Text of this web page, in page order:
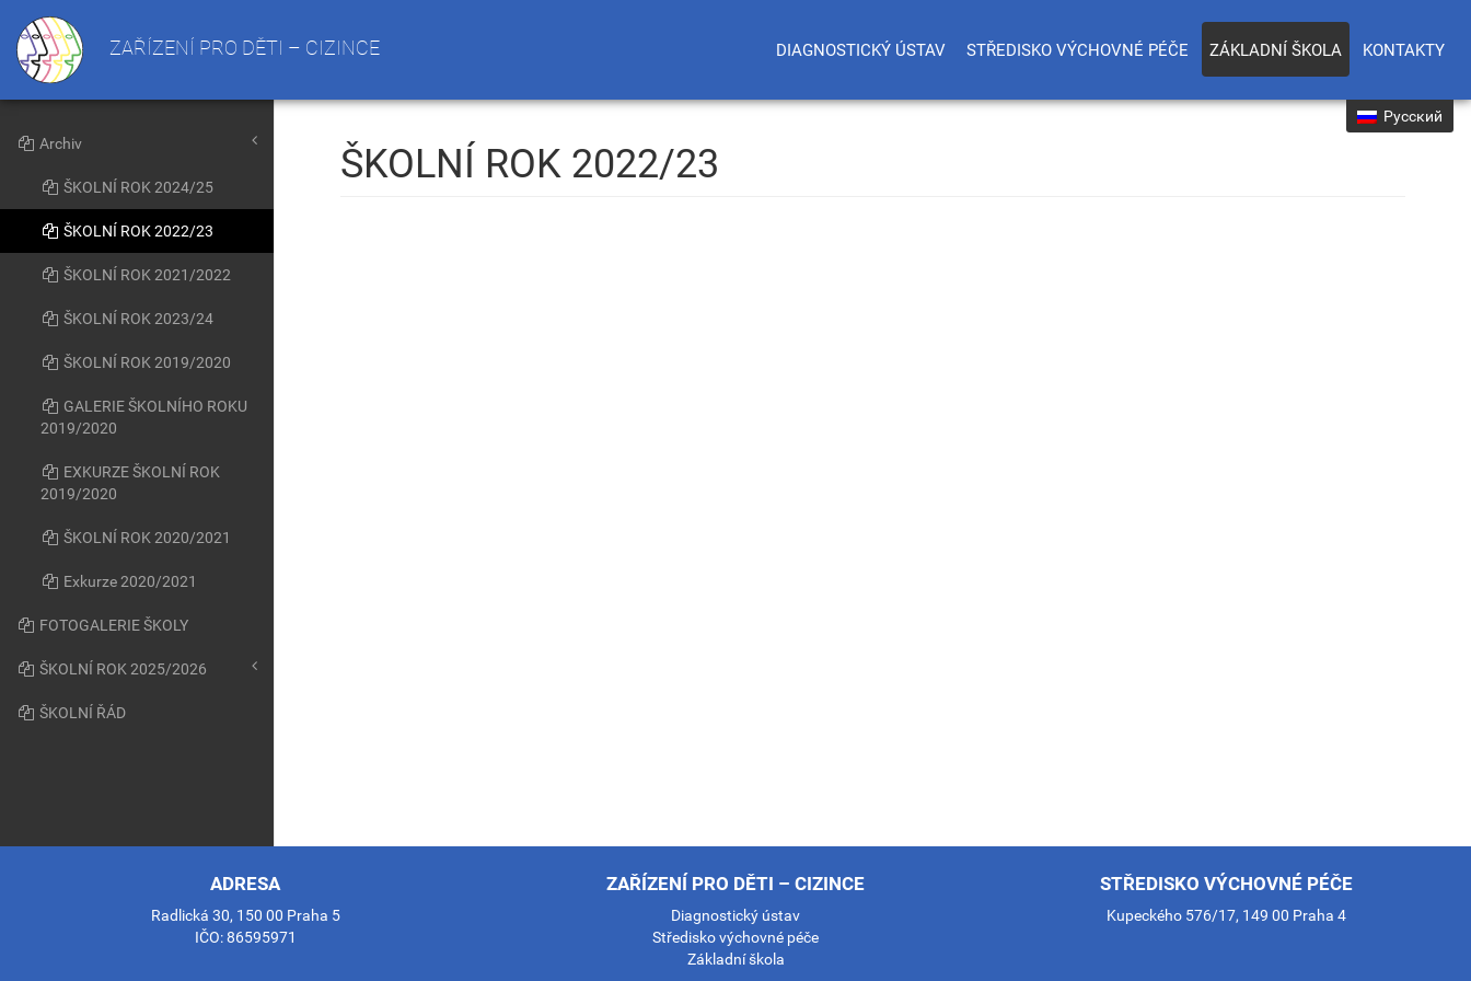
ZAŘÍZENÍ PRO DĚTI – CIZINCE DIAGNOSTICKÝ ÚSTAV STŘEDISKO VÝCHOVNÉ PÉČE ZÁKLADNÍ ŠKOLA KONTAKTY
Archiv
ŠKOLNÍ ROK 2024/25
ŠKOLNÍ ROK 2022/23
ŠKOLNÍ ROK 2021/2022
ŠKOLNÍ ROK 2023/24
ŠKOLNÍ ROK 2019/2020
GALERIE ŠKOLNÍHO ROKU
2019/2020
EXKURZE ŠKOLNÍ ROK
2019/2020
ŠKOLNÍ ROK 2020/2021
Exkurze 2020/2021
FOTOGALERIE ŠKOLY
ŠKOLNÍ ROK 2025/2026
ŠKOLNÍ ŘÁD
Русский
ŠKOLNÍ ROK 2022/23
ADRESA
Radlická 30, 150 00 Praha 5
IČO: 86595971
ZAŘÍZENÍ PRO DĚTI – CIZINCE
Diagnostický ústav
Středisko výchovné péče
Základní škola
STŘEDISKO VÝCHOVNÉ PÉČE
Kupeckého 576/17, 149 00 Praha 4